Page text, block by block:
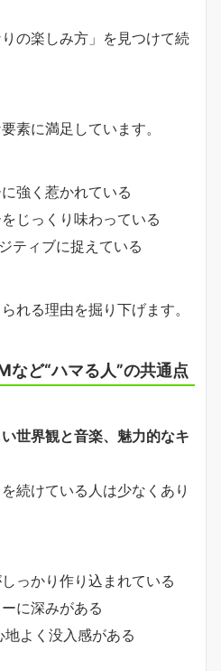
の楽しみ方」を見つけて続
素に満足しています。
強く惹かれている
じっくり味わっている
ティブに捉えている
れる理由を掘り下げます。
など“ハマる人”の共通点
世界観と音楽、魅力的なキ
続けている人は少なくあり
っかり作り込まれている
に深みがある
地よく没入感がある